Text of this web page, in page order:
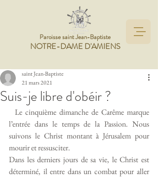
NOTRE-DAME D'AMIENS
Paroisse saint Jean-Baptiste
Suis-je libre d'obéir ?
saint Jean-Baptiste
21 mars 2021
l’entrée dans le temps de la Passion. Nous
suivons le Christ montant à Jérusalem pour
mourir et ressusciter.
Dans les derniers jours de sa vie, le Christ est
déterminé, il entre dans un combat pour aller